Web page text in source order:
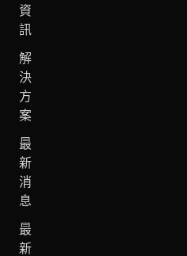
資
訊
解
決
方
案
最
新
消
息
最
新